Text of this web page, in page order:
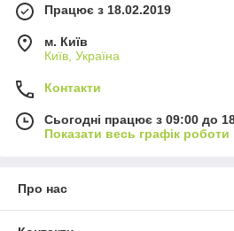
Працює з 18.02.2019
м. Київ
Київ, Україна
Контакти
Сьогодні працює з 09:00 до
Показати весь графік роботи
Про нас